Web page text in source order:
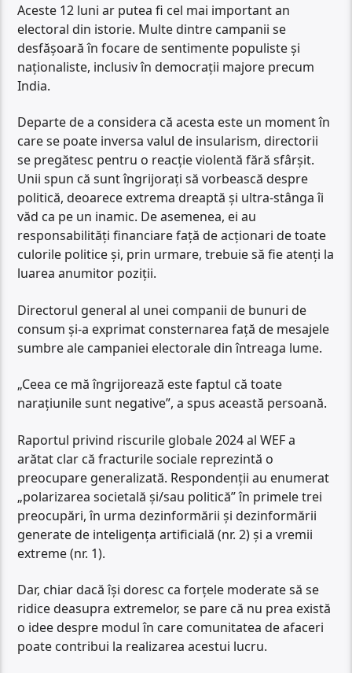
Aceste 12 luni ar putea fi cel mai important an
electoral din istorie. Multe dintre campanii se
desfășoară în focare de sentimente populiste și
naționaliste, inclusiv în democrații majore precum
India.
Departe de a considera că acesta este un moment în
care se poate inversa valul de insularism, directorii
se pregătesc pentru o reacție violentă fără sfârșit.
Unii spun că sunt îngrijorați să vorbească despre
politică, deoarece extrema dreaptă și ultra-stânga îi
văd ca pe un inamic. De asemenea, ei au
responsabilități financiare față de acționari de toate
culorile politice și, prin urmare, trebuie să fie atenți la
luarea anumitor poziții.
Directorul general al unei companii de bunuri de
consum și-a exprimat consternarea față de mesajele
sumbre ale campaniei electorale din întreaga lume.
„Ceea ce mă îngrijorează este faptul că toate
narațiunile sunt negative”, a spus această persoană.
Raportul privind riscurile globale 2024 al WEF a
arătat clar că fracturile sociale reprezintă o
preocupare generalizată. Respondenții au enumerat
„polarizarea societală și/sau politică” în primele trei
preocupări, în urma dezinformării și dezinformării
generate de inteligența artificială (nr. 2) și a vremii
extreme (nr. 1).
Dar, chiar dacă își doresc ca forțele moderate să se
ridice deasupra extremelor, se pare că nu prea există
o idee despre modul în care comunitatea de afaceri
poate contribui la realizarea acestui lucru.